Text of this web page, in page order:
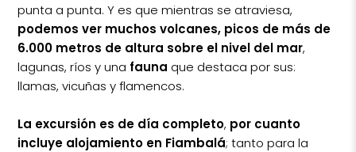
punta a punta. Y es que mientras se atraviesa,
podemos ver muchos volcanes, picos de más de
6.000 metros de altura sobre el nivel del mar,
lagunas, ríos y una fauna que destaca por sus:
llamas, vicuñas y flamencos.
La excursión es de día completo, por cuanto
incluye alojamiento en Fiambalá; tanto para la